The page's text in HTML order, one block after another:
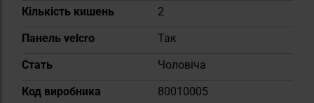
Кількість кишень
2
Панель velcro
Так
Cтать
Чоловіча
Код виробника
80010005